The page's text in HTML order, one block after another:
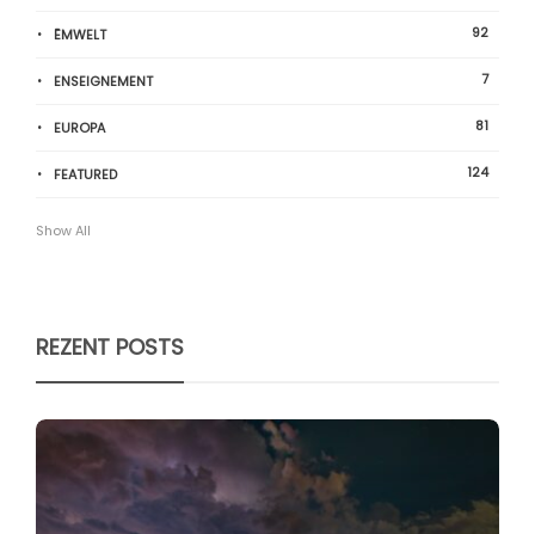
ËMWELT 92
ENSEIGNEMENT 7
EUROPA 81
FEATURED 124
Show All
REZENT POSTS